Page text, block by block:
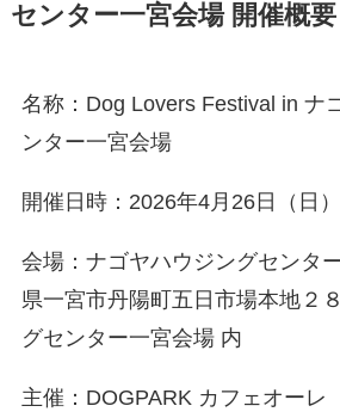
センター一宮会場 開催概要
名称：Dog Lovers Festival in ナ
ンター一宮会場
開催日時：2026年4月26日（日
会場：ナゴヤハウジングセンタ
県一宮市丹陽町五日市場本地２
グセンター一宮会場 内
主催：DOGPARK カフェオーレ